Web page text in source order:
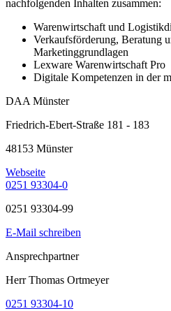
nachfolgenden Inhalten zusammen:
Warenwirtschaft und
Verkaufsförderung, Beratung
Marketinggrundlagen
Lexware Warenwirtschaft Pro
Digitale Kompetenzen in der
DAA Münster
Friedrich-Ebert-Straße 181 - 183
48153 Münster
Webseite
0251 93304-0
0251 93304-99
E-Mail schreiben
Ansprechpartner
Herr Thomas Ortmeyer
0251 93304-10